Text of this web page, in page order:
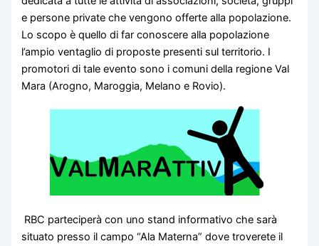
e persone private che vengono offerte alla popolazione.
Lo scopo è quello di far conoscere alla popolazione
l’ampio ventaglio di proposte presenti sul territorio. I
promotori di tale evento sono i comuni della regione Val
Mara (Arogno, Maroggia, Melano e Rovio).
RBC parteciperà con uno stand informativo che sarà
situato presso il campo “Ala Materna” dove troverete il